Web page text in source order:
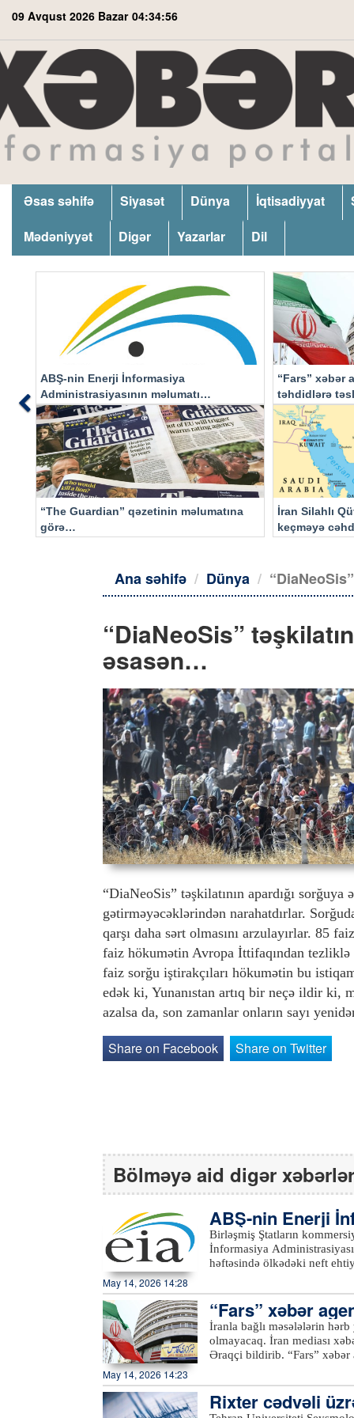
09 Avqust 2026 Bazar 04:34:57
Əsas səhifə Siyasət Dünya İqtisadiyyat
Mədəniyyət
Digər Yazarlar Dil
ABŞ-nin Enerji İnformasiya
Administrasiyasının məlumatı
əsasında…
“Fars” xəbər
təhdidlərə
“The Guardian” qəzetinin məlumatına
görə…
İran Silahlı
keçməyə
Previous
Ana səhifə Dünya
“DiaNeoSis”
əsasən…
“DiaNeoSis” təşkilatının apardığı
gətirməyəcəklərindən narahatdırlar.
qarşı daha sərt olmasını arzulayırlar. 85
faiz hökumətin Avropa İttifaqından tezliklə
faiz sorğu iştirakçıları hökumətin bu
edək ki, Yunanıstan artıq bir neçə ildir ki,
azalsa da, son zamanlar onların sayı
Share on Facebook Share on Twitter
Bölməyə aid digər xəbərlər
ABŞ-nin Enerji
tı əsasında…
Birləşmiş Ştatların kommersiya xam neft
İnformasiya Administrasiyasının (EIA)
həftəsində ölkədəki neft
Birləşmiş Ştatların
milyon 600 min barel
isə hesabat həftəsində 4
edib.xeber100.com
May 14, 2026 14:28
“Fars” xəbər
olmayacaq
İranla bağlı məsələlərin
olmayacaq. İran mediası xəbər verir ki, bu barədə cümə axşamı xarici işlər naziri Abbas
Əraqçi bildirib. “Fars” xəbər agentliyinin məlumatına görə, Hindistanda keçirilən “BRICS
müddətdə iki dəfə ABŞ və İsrail
əməkdaşlıq və
başlayan və hazırda atəşkəs
May 14, 2026 14:23
Rixter cədvəli